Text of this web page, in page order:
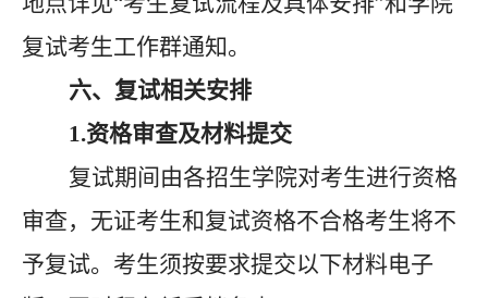
复试考生工作群通知。
六、复试相关安排
1.资格审查及材料提交
复试期间由各招生学院对考生进行资格
审查，无证考生和复试资格不合格考生将不
予复试。考生须按要求提交以下材料电子